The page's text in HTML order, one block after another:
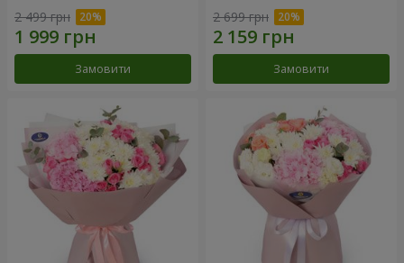
2 499 грн
Замовити
2 699 грн
Замовити